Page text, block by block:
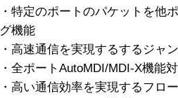
・特定のポートのパケットを
グ機能
・高速通信を実現するするジャ
・全ポートAutoMDI/MDI-X機能
・高い通信効率を実現するフロ